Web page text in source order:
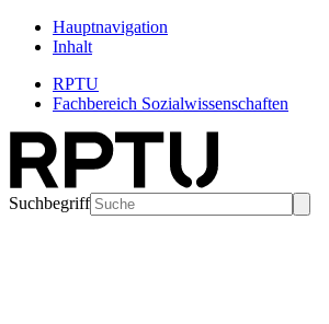
Hauptnavigation
Inhalt
RPTU
Fachbereich Sozialwissenschaften
Suchbegriff